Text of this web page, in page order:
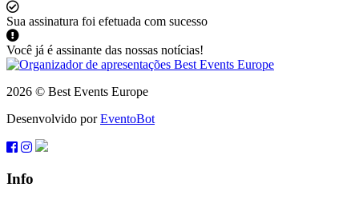
Sua assinatura foi efetuada com sucesso
Você já é assinante das nossas notícias!
2026 © Best Events Europe
Desenvolvido porEventoBot
Info